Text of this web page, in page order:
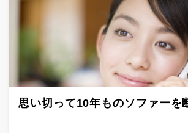
思い切って10年ものソファーを